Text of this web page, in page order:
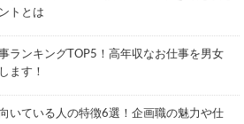
トとは
ランキングTOP5！高年収なお仕事を男女
ます！
いている人の特徴6選！企画職の魅力や仕